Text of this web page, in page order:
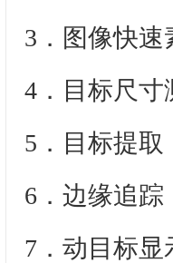
3．图像快
4．目标尺寸
5．目标提取
6．边缘追踪
7．动目标显